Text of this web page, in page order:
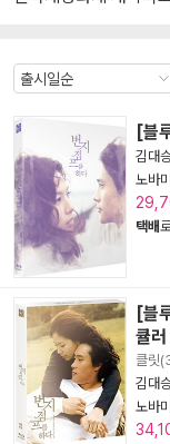
[블
김대
노바
택배
[블
큘
클릿
김대
노바